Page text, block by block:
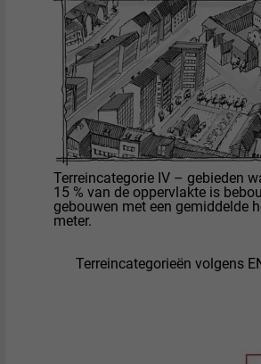
Terreincategorie IV – gebieden
15 % van de oppervlakte is
gebouwen met een gemiddelde
meter.
Terreincategorieën volgens